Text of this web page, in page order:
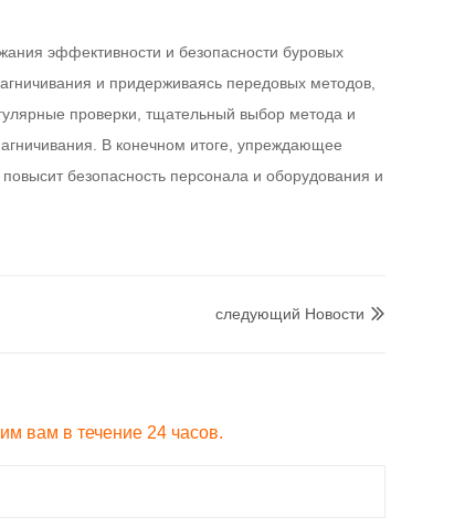
эффективности и безопасности буровых
и придерживаясь передовых методов,
проверки, тщательный выбор метода и
В конечном итоге, упреждающее
безопасность персонала и оборудования и

следующий Hовости
вам в течение 24 часов.